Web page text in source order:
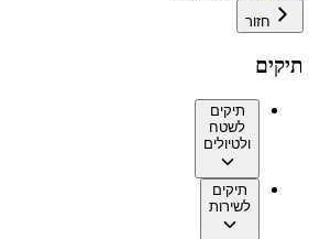
חזור
תיקים
תיקים
לשטח
ולטיולים
תיקים
לשירות